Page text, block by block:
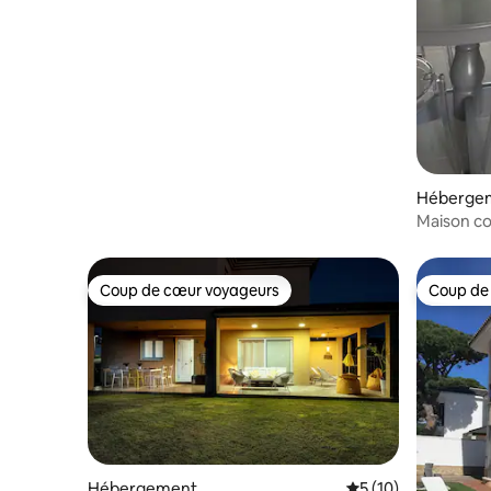
Maison
Coup de cœur voyageurs
Coup de cœur voyageurs Coup
Coup